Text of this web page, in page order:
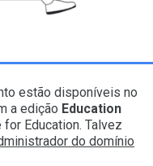
estão disponíveis no
a edição Education
Education. Talvez
do domínio